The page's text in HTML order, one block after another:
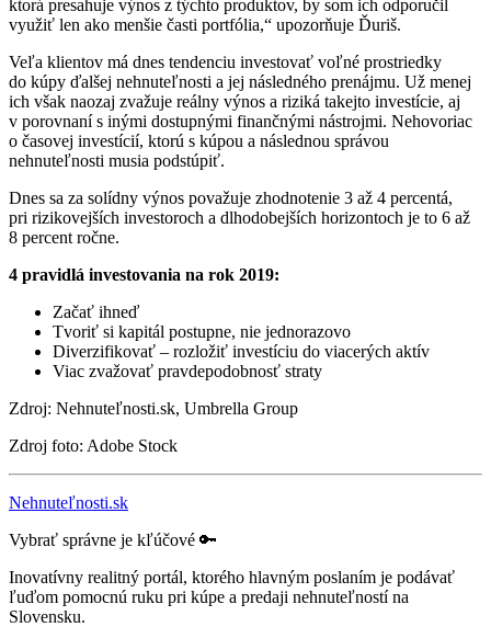
ktorá presahuje výnos z týchto produktov, by som ich odporučil
využiť len ako menšie časti portfólia,“ upozorňuje Ďuriš.
Veľa klientov má dnes tendenciu investovať voľné prostriedky
do kúpy ďalšej nehnuteľnosti a jej následného prenájmu. Už menej
ich však naozaj zvažuje reálny výnos a riziká takejto investície, aj
v porovnaní s inými dostupnými finančnými nástrojmi. Nehovoriac
o časovej investícií, ktorú s kúpou a následnou správou
nehnuteľnosti musia podstúpiť.
Dnes sa za solídny výnos považuje zhodnotenie 3 až 4 percentá,
pri rizikovejších investoroch a dlhodobejších horizontoch je to 6 až
8 percent ročne.
4 pravidlá investovania na rok 2019:
Začať ihneď
Tvoriť si kapitál postupne, nie jednorazovo
Diverzifikovať – rozložiť investíciu do viacerých aktív
Viac zvažovať pravdepodobnosť straty
Zdroj: Nehnuteľnosti.sk, Umbrella Group
Zdroj foto: Adobe Stock
Nehnuteľnosti.sk
Vybrať správne je kľúčové 🔑
Inovatívny realitný portál, ktorého hlavným poslaním je podávať
ľuďom pomocnú ruku pri kúpe a predaji nehnuteľností na
Slovensku.